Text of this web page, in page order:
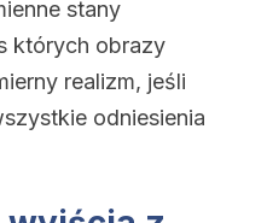
stany
których obrazy
realizm, jeśli
odniesienia